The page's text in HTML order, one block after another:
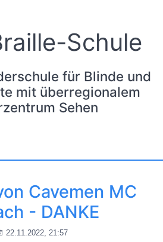
Schule
für Blinde und
mit überregionalem
Sehen
Cavemen MC
- DANKE
22.11.2022, 21:57